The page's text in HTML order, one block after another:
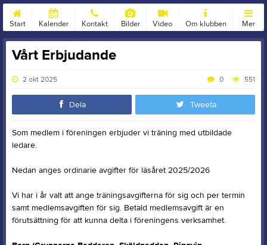
Start Kalender Kontakt Bilder Video Om klubben Mer
Vårt Erbjudande
2 okt 2025 551
0
Dela Tweeta
Som medlem i föreningen erbjuder vi träning med utbildade
ledare.
Nedan anges ordinarie avgifter för läsåret 2025/2026
Vi har i år valt att ange träningsavgifterna för sig och per termin
samt medlemsavgiften för sig. Betald medlemsavgift är en
förutsättning för att kunna delta i föreningens verksamhet.